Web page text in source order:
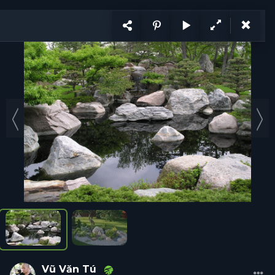
VI
Ý tưởng Trang1/ 2
Ý tưởng Hỏi đáp Tổ chức Cá nhân Năng lực Tuyển
Vũ Văn Tú